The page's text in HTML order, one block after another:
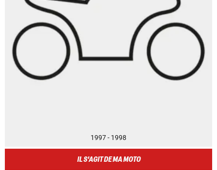
1997 - 1998
IL S'AGIT DE MA MOTO